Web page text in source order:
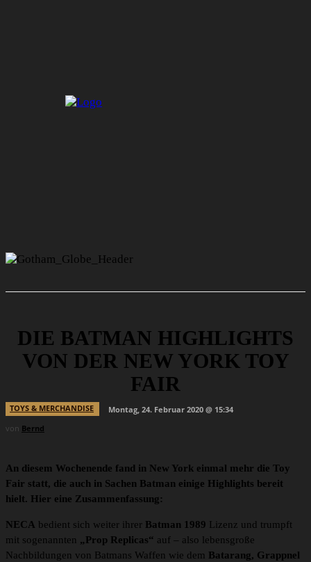
DIE BATMAN HIGHLIGHTS
VON DER NEW YORK TOY
FAIR
TOYS & MERCHANDISE
Montag, 24. Februar 2020 @ 15:34
von Bernd
An diesem Wochenende fand in New York einmal mehr die Toy
Fair statt, die auch in Sachen Batman einige Highlights bereit
hielt. Hier eine Zusammenfassung:
NECA bedient sich weiter ihrer Batman 1989 Lizenz und trumpft
mit sogenannten „Prop Replicas“ auf – also lebensgroße
Nachbildungen von Batmans Waffen wie dem Batarang, Grappnel